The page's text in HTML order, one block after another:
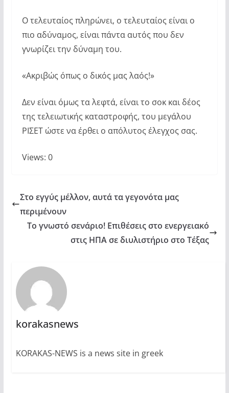
Ο τελευταίος πληρώνει, ο τελευταίος είναι ο
πιο αδύναμος, είναι πάντα αυτός που δεν
γνωρίζει την δύναμη του.
«Ακριβώς όπως ο δικός μας λαός!»
Δεν είναι όμως τα λεφτά, είναι το σοκ και δέος
της τελειωτικής καταστροφής, του μεγάλου
ΡΙΣΕΤ ώστε να έρθει ο απόλυτος έλεγχος σας.
Views: 0
Στο εγγύς μέλλον, αυτά τα γεγονότα μας
περιμένουν
Το γνωστό σενάριο! Επιθέσεις στο ενεργειακό
στις ΗΠΑ σε διυλιστήριο στο Τέξας
korakasnews
KORAKAS-NEWS is a news site in greek